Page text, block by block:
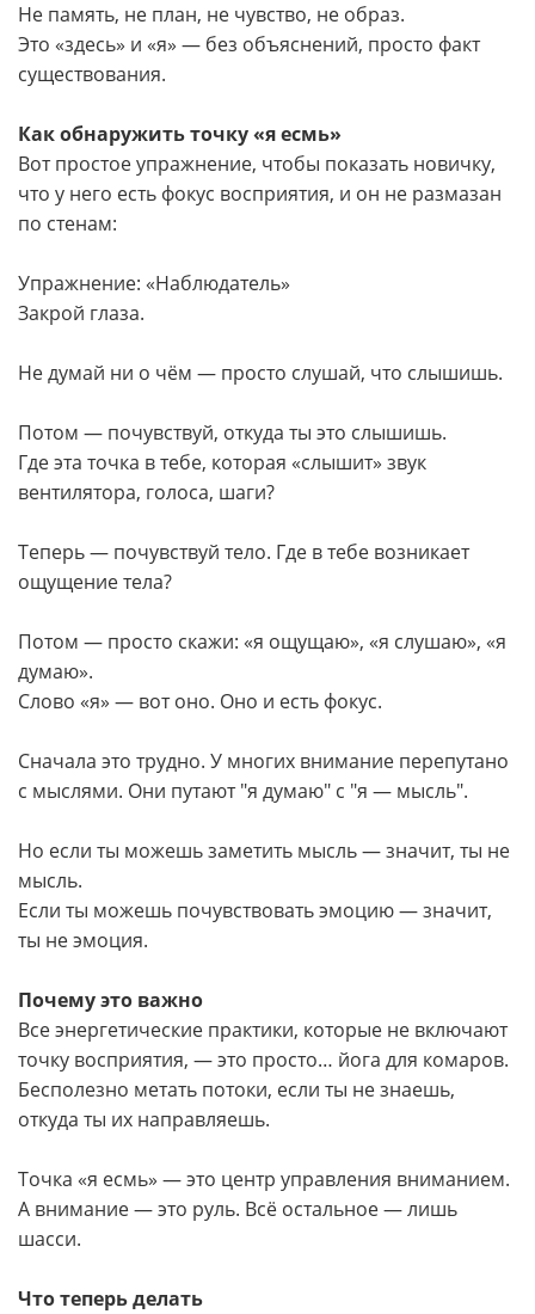
Не память, не план, не чувство, не образ.
Это «здесь» и «я» — без объяснений, просто факт
существования.
Как обнаружить точку «я есмь»
Вот простое упражнение, чтобы показать новичку,
что у него есть фокус восприятия, и он не размазан
по стенам:
Упражнение: «Наблюдатель»
Закрой глаза.
Не думай ни о чём — просто слушай, что слышишь.
Потом — почувствуй, откуда ты это слышишь.
Где эта точка в тебе, которая «слышит» звук
вентилятора, голоса, шаги?
Теперь — почувствуй тело. Где в тебе возникает
ощущение тела?
Потом — просто скажи: «я ощущаю», «я слушаю», «я
думаю».
Слово «я» — вот оно. Оно и есть фокус.
Сначала это трудно. У многих внимание перепутано
с мыслями. Они путают "я думаю" с "я — мысль".
Но если ты можешь заметить мысль — значит, ты не
мысль.
Если ты можешь почувствовать эмоцию — значит,
ты не эмоция.
Почему это важно
Все энергетические практики, которые не включают
точку восприятия, — это просто… йога для комаров.
Бесполезно метать потоки, если ты не знаешь,
откуда ты их направляешь.
Точка «я есмь» — это центр управления вниманием.
А внимание — это руль. Всё остальное — лишь
шасси.
Что теперь делать